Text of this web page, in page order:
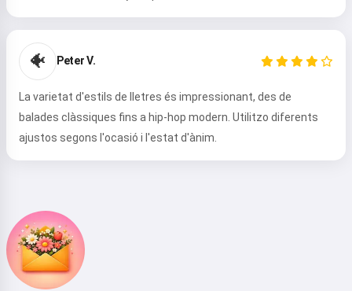
🐠 Peter V.
La varietat d'estils de lletres és impressionant, des de
balades clàssiques fins a hip-hop modern. Utilitzo diferents
ajustos segons l'ocasió i l'estat d'ànim.
Puc crear cançons, escriure
Prova-ho